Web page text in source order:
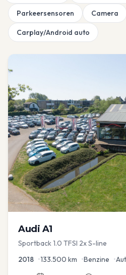
Parkeersensoren Camera
Carplay/Android auto
Audi A1
Sportback 1.0 TFSI 2x S-line
2018 •133.500 km •Benzine •